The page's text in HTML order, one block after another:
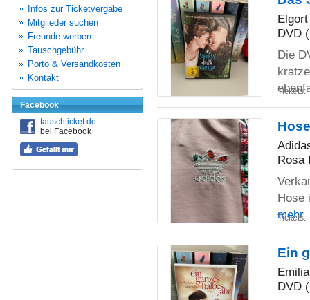
Infos zur Ticketvergabe
Mitglieder suchen
Freunde werben
Tauschgebühr
Porto & Versandkosten
Kontakt
Facebook
tauschticket.de
bei Facebook
Elgort
DVD
Die
Tickets:
Rosa
Hose
mehr
Tickets:
Ein
DVD